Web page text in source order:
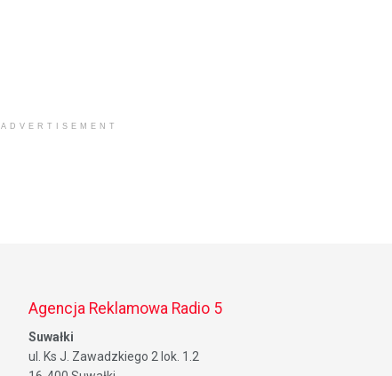
ADVERTISEMENT
Agencja Reklamowa Radio 5
Suwałki
ul. Ks J. Zawadzkiego 2 lok. 1.2